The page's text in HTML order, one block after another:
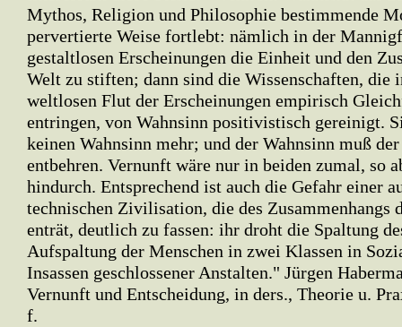
Mythos, Religion und Philosophie bestimmende
pervertierte Weise fortlebt: nämlich in der
gestaltlosen Erscheinungen die Einheit und den
Welt zu stiften; dann sind die Wissenschaften,
weltlosen Flut der Erscheinungen empirisch
entringen, von Wahnsinn positivistisch gereinigt.
keinen Wahnsinn mehr; und der Wahnsinn muß
entbehren. Vernunft wäre nur in beiden zumal, so
hindurch. Entsprechend ist auch die Gefahr einer
technischen Zivilisation, die des Zusammenhangs
enträt, deutlich zu fassen: ihr droht die Spaltung
Aufspaltung der Menschen in zwei Klassen in
Insassen geschlossener Anstalten." Jürgen
Vernunft und Entscheidung, in ders., Theorie u.
f.